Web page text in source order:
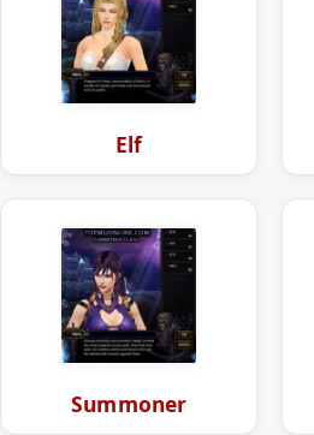
Elf
Summoner